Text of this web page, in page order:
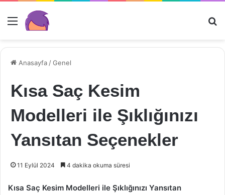
Menü
Anasayfa /Genel
Kısa Saç Kesim
Modelleri ile Şıklığınızı
Yansıtan Seçenekler
11 Eylül 2024 4 dakika okuma süresi
Kısa Saç Kesim Modelleri ile Şıklığınızı Yansıtan